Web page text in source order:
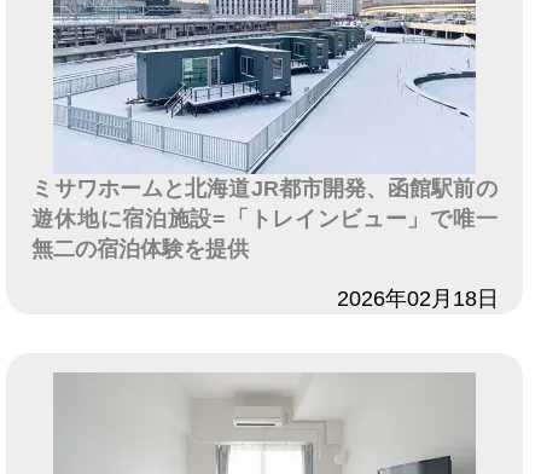
ミサワホームと北海道JR都市開発、函館駅前の
遊休地に宿泊施設=「トレインビュー」で唯一
無二の宿泊体験を提供
2026年02月18日